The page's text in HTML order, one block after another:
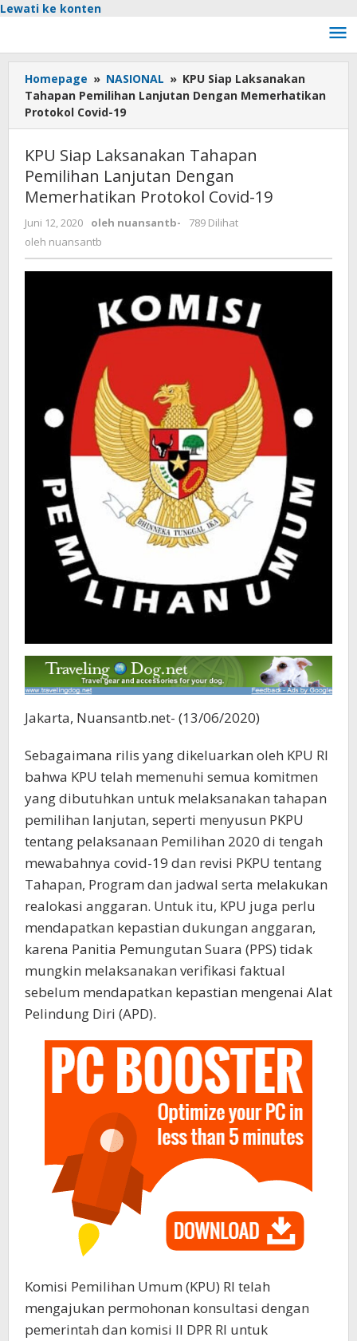
Lewati ke konten
Homepage » NASIONAL » KPU Siap Laksanakan
Tahapan Pemilihan Lanjutan Dengan Memerhatikan
Protokol Covid-19
KPU Siap Laksanakan Tahapan
Pemilihan Lanjutan Dengan
Memerhatikan Protokol Covid-19
Juni 12, 2020 oleh nuansantb-
789 Dilihat
oleh nuansantb
Jakarta, Nuansantb.net- (13/06/2020)
Sebagaimana rilis yang dikeluarkan oleh KPU RI
bahwa KPU telah memenuhi semua komitmen
yang dibutuhkan untuk melaksanakan tahapan
pemilihan lanjutan, seperti menyusun PKPU
tentang pelaksanaan Pemilihan 2020 di tengah
mewabahnya covid-19 dan revisi PKPU tentang
Tahapan, Program dan jadwal serta melakukan
realokasi anggaran. Untuk itu, KPU juga perlu
mendapatkan kepastian dukungan anggaran,
karena Panitia Pemungutan Suara (PPS) tidak
mungkin melaksanakan verifikasi faktual
sebelum mendapatkan kepastian mengenai Alat
Pelindung Diri (APD).
Komisi Pemilihan Umum (KPU) RI telah
mengajukan permohonan konsultasi dengan
pemerintah dan komisi II DPR RI untuk